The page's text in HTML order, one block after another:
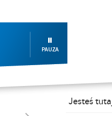
PAUZA
Jesteś